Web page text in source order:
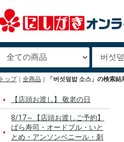
トップ 全商品 「버섯덮밥 소스」の検索結
【店頭お渡し】 敬老の日
8/17～【店頭お渡しご予約】
ばら寿司・オードブル・いと
とめ・アンソンベニール・刺